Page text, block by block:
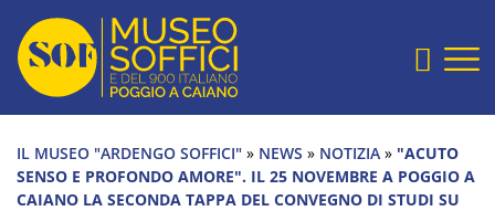
Home Page
Sezione salto blocchi
Vai alla testata del sito
Vai alla sezione slide
Vai alla sezione mostre e collezioni
Vai alla sezione ultimi eventi
Vai alla sezione archivio digitale
Vai al footer
IL MUSEO "ARDENGO SOFFICI" » NEWS » NOTIZIA » "ACUTO
SENSO E PROFONDO AMORE". IL 25 NOVEMBRE A POGGIO A
CAIANO LA SECONDA TAPPA DEL CONVEGNO DI STUDI SU